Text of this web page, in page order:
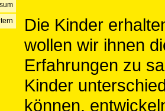
Die Kinder
wollen wir ihnen
Erfahrungen zu
Kinder
können,